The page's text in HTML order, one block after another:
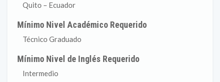
Quito – Ecuador
Mínimo Nivel Académico Requerido
Técnico Graduado
Mínimo Nivel de Inglés Requerido
Intermedio